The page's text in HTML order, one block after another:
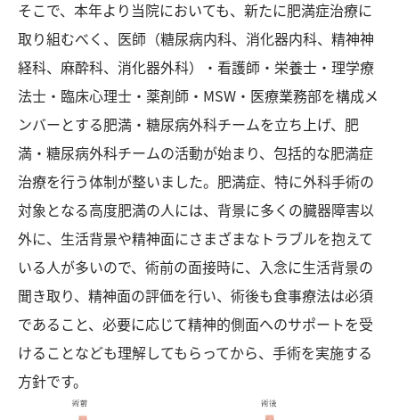
そこで、本年より当院においても、新たに肥満症治療に
取り組むべく、医師（糖尿病内科、消化器内科、精神神
経科、麻酔科、消化器外科）・看護師・栄養士・理学療
法士・臨床心理士・薬剤師・MSW・医療業務部を構成メ
ンバーとする肥満・糖尿病外科チームを立ち上げ、肥
満・糖尿病外科チームの活動が始まり、包括的な肥満症
治療を行う体制が整いました。肥満症、特に外科手術の
対象となる高度肥満の人には、背景に多くの臓器障害以
外に、生活背景や精神面にさまざまなトラブルを抱えて
いる人が多いので、術前の面接時に、入念に生活背景の
聞き取り、精神面の評価を行い、術後も食事療法は必須
であること、必要に応じて精神的側面へのサポートを受
けることなども理解してもらってから、手術を実施する
方針です。